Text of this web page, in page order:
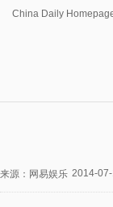
China Daily
来源：网易娱乐 2014-